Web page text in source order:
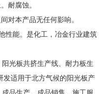
耐腐蚀。
对本产品无任何影响。
性能。是化工，冶金行业建筑
光板共挤生产线、耐力板生
发适用于北方气候的阳光板产